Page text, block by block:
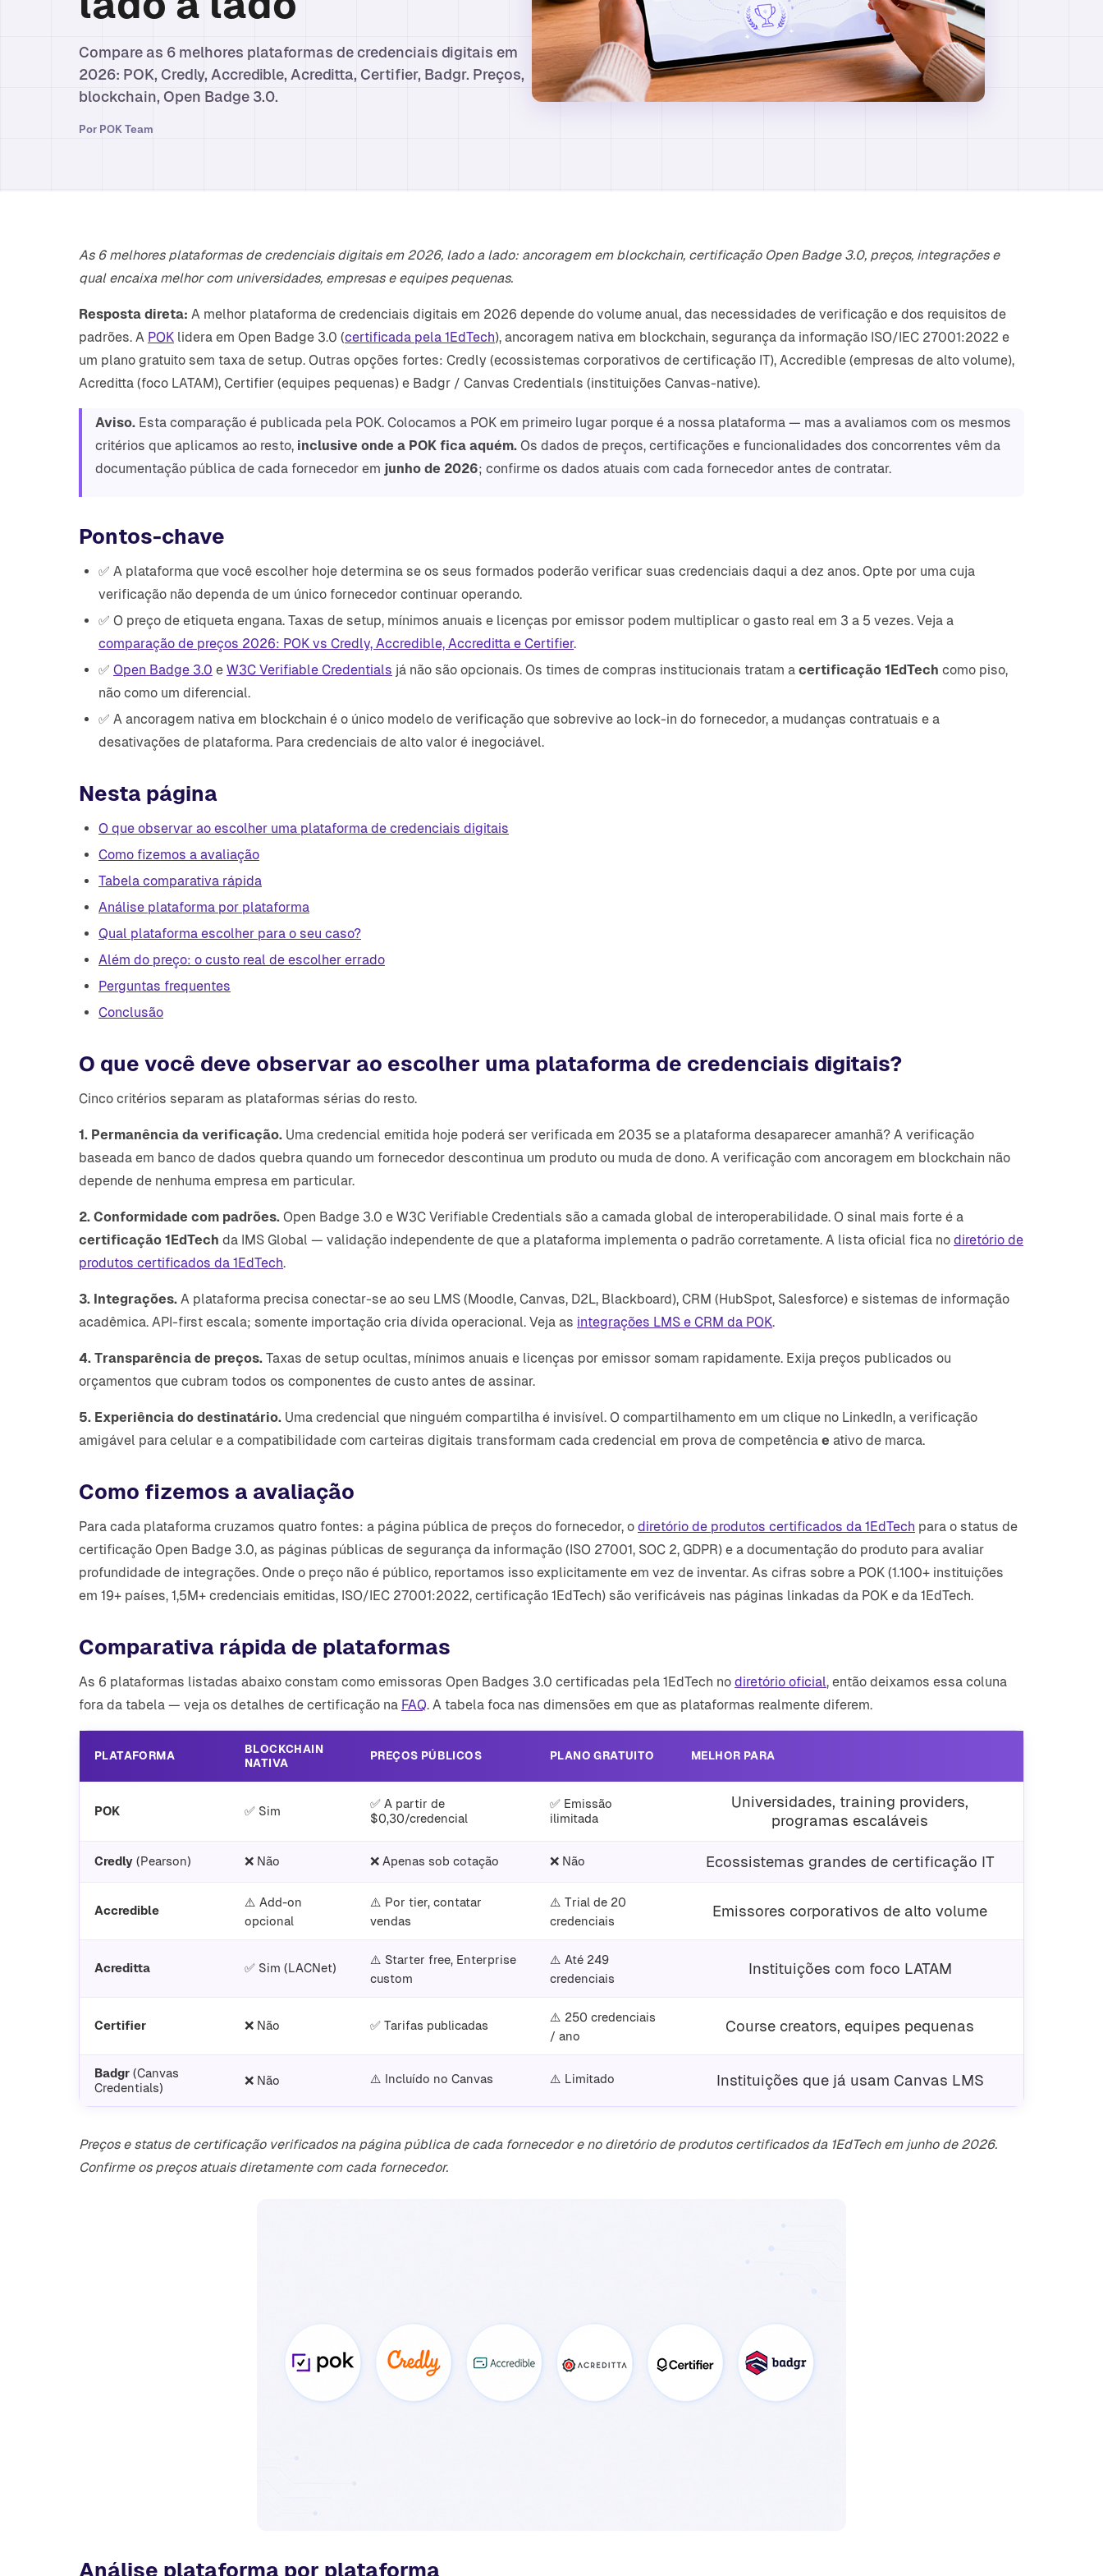
Compare as 6 melhores plataformas de credenciais digitais em
2026: POK, Credly, Accredible, Acreditta, Certifier, Badgr. Preços,
blockchain, Open Badge 3.0.
Por POK Team
As 6 melhores plataformas de credenciais digitais em 2026, lado a lado: ancoragem em blockchain, certificação Open Badge 3.0, preços, integrações e
qual encaixa melhor com universidades, empresas e equipes pequenas.
Resposta direta: A melhor plataforma de credenciais digitais em 2026 depende do volume anual, das necessidades de verificação e dos requisitos de
padrões. A POK lidera em Open Badge 3.0 (certificada pela 1EdTech), ancoragem nativa em blockchain, segurança da informação ISO/IEC 27001:2022 e
um plano gratuito sem taxa de setup. Outras opções fortes: Credly (ecossistemas corporativos de certificação IT), Accredible (empresas de alto volume),
Acreditta (foco LATAM), Certifier (equipes pequenas) e Badgr / Canvas Credentials (instituições Canvas-native).
Aviso. Esta comparação é publicada pela POK. Colocamos a POK em primeiro lugar porque é a nossa plataforma — mas a avaliamos com os mesmos
critérios que aplicamos ao resto, inclusive onde a POK fica aquém. Os dados de preços, certificações e funcionalidades dos concorrentes vêm da
documentação pública de cada fornecedor em junho de 2026; confirme os dados atuais com cada fornecedor antes de contratar.
Pontos-chave
✅ A plataforma que você escolher hoje determina se os seus formados poderão verificar suas credenciais daqui a dez anos. Opte por uma cuja
verificação não dependa de um único fornecedor continuar operando.
✅ O preço de etiqueta engana. Taxas de setup, mínimos anuais e licenças por emissor podem multiplicar o gasto real em 3 a 5 vezes. Veja a
comparação de preços 2026: POK vs Credly, Accredible, Accreditta e Certifier.
✅ Open Badge 3.0 e W3C Verifiable Credentials já não são opcionais. Os times de compras institucionais tratam a certificação 1EdTech como piso,
não como um diferencial.
✅ A ancoragem nativa em blockchain é o único modelo de verificação que sobrevive ao lock-in do fornecedor, a mudanças contratuais e a
desativações de plataforma. Para credenciais de alto valor é inegociável.
Nesta página
O que observar ao escolher uma plataforma de credenciais digitais
Como fizemos a avaliação
Tabela comparativa rápida
Análise plataforma por plataforma
Qual plataforma escolher para o seu caso?
Além do preço: o custo real de escolher errado
Perguntas frequentes
Conclusão
O que você deve observar ao escolher uma plataforma de credenciais digitais?
Cinco critérios separam as plataformas sérias do resto.
1. Permanência da verificação. Uma credencial emitida hoje poderá ser verificada em 2035 se a plataforma desaparecer amanhã? A verificação
baseada em banco de dados quebra quando um fornecedor descontinua um produto ou muda de dono. A verificação com ancoragem em blockchain não
depende de nenhuma empresa em particular.
2. Conformidade com padrões. Open Badge 3.0 e W3C Verifiable Credentials são a camada global de interoperabilidade. O sinal mais forte é a
certificação 1EdTech da IMS Global — validação independente de que a plataforma implementa o padrão corretamente. A lista oficial fica no diretório de
produtos certificados da 1EdTech.
3. Integrações. A plataforma precisa conectar-se ao seu LMS (Moodle, Canvas, D2L, Blackboard), CRM (HubSpot, Salesforce) e sistemas de informação
acadêmica. API-first escala; somente importação cria dívida operacional. Veja as integrações LMS e CRM da POK.
4. Transparência de preços. Taxas de setup ocultas, mínimos anuais e licenças por emissor somam rapidamente. Exija preços publicados ou
orçamentos que cubram todos os componentes de custo antes de assinar.
5. Experiência do destinatário. Uma credencial que ninguém compartilha é invisível. O compartilhamento em um clique no LinkedIn, a verificação
amigável para celular e a compatibilidade com carteiras digitais transformam cada credencial em prova de competência e ativo de marca.
Como fizemos a avaliação
Para cada plataforma cruzamos quatro fontes: a página pública de preços do fornecedor, o diretório de produtos certificados da 1EdTech para o status de
certificação Open Badge 3.0, as páginas públicas de segurança da informação (ISO 27001, SOC 2, GDPR) e a documentação do produto para avaliar
profundidade de integrações. Onde o preço não é público, reportamos isso explicitamente em vez de inventar. As cifras sobre a POK (1.100+ instituições
em 19+ países, 1,5M+ credenciais emitidas, ISO/IEC 27001:2022, certificação 1EdTech) são verificáveis nas páginas linkadas da POK e da 1EdTech.
Comparativa rápida de plataformas
As 6 plataformas listadas abaixo constam como emissoras Open Badges 3.0 certificadas pela 1EdTech no diretório oficial, então deixamos essa coluna
fora da tabela — veja os detalhes de certificação na FAQ. A tabela foca nas dimensões em que as plataformas realmente diferem.
PLATAFORMA
BLOCKCHAIN
NATIVA
PREÇOS PÚBLICOS PLANO GRATUITO MELHOR PARA
POK ✅ Sim
✅ A partir de
$0,30/credencial
✅ Emissão
ilimitada
Universidades, training providers,
programas escaláveis
Credly (Pearson) ❌ Não ❌ Apenas sob cotação ❌ Não Ecossistemas grandes de certificação IT
Accredible
⚠️ Add-on
opcional
⚠️ Por tier, contatar
vendas
⚠️ Trial de 20
credenciais
Emissores corporativos de alto volume
Acreditta ✅ Sim (LACNet)
⚠️ Starter free, Enterprise
custom
⚠️ Até 249
credenciais
Instituições com foco LATAM
Certifier ❌ Não ✅ Tarifas publicadas
⚠️ 250 credenciais
/ ano
Course creators, equipes pequenas
Badgr (Canvas
Credentials)
❌ Não ⚠️ Incluído no Canvas ⚠️ Limitado Instituições que já usam Canvas LMS
Preços e status de certificação verificados na página pública de cada fornecedor e no diretório de produtos certificados da 1EdTech em junho de 2026.
Confirme os preços atuais diretamente com cada fornecedor.
Análise plataforma por plataforma